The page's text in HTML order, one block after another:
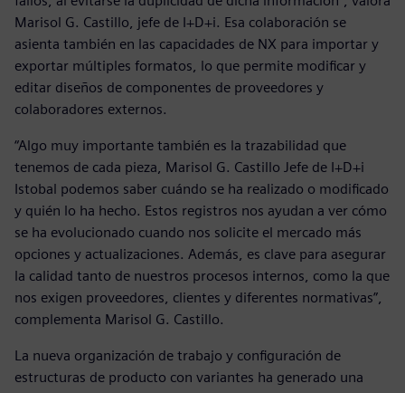
Marisol G. Castillo, jefe de I+D+i. Esa colaboración se
asienta también en las capacidades de NX para importar y
exportar múltiples formatos, lo que permite modificar y
editar diseños de componentes de proveedores y
colaboradores externos.
“Algo muy importante también es la trazabilidad que
tenemos de cada pieza, Marisol G. Castillo Jefe de I+D+i
Istobal podemos saber cuándo se ha realizado o modificado
y quién lo ha hecho. Estos registros nos ayudan a ver cómo
se ha evolucionado cuando nos solicite el mercado más
opciones y actualizaciones. Además, es clave para asegurar
la calidad tanto de nuestros procesos internos, como la que
nos exigen proveedores, clientes y diferentes normativas”,
complementa Marisol G. Castillo.
La nueva organización de trabajo y configuración de
estructuras de producto con variantes ha generado una